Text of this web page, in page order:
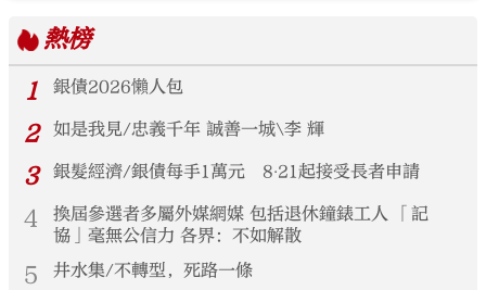
熱榜
1
銀債2026懶人包
2 如是我見/忠義千年 誠善一城\李 輝
3 銀髮經濟/銀債每手1萬元 8‧21起接受長者申請
4
換屆參選者多屬外媒網媒 包括退休鐘錶工人 「記
協」毫無公信力 各界：不如解散
5 井水集/不轉型，死路一條